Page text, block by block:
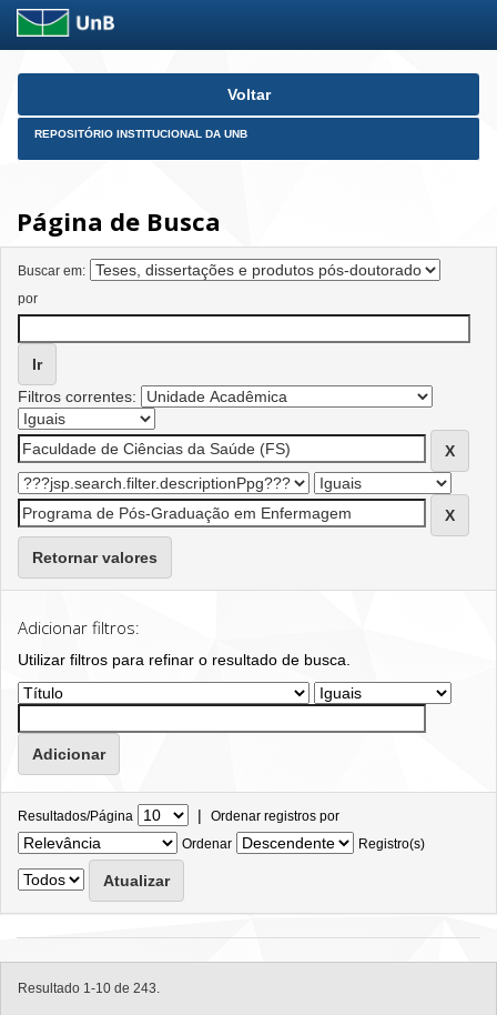
Skip
Voltar
REPOSITÓRIO INSTITUCIONAL DA UNB
Página de Busca
Buscar em:
por
Filtros correntes:
Retornar valores
Adicionar filtros:
Utilizar filtros para refinar o resultado de busca.
Resultados/Página | Ordenar registros por
Ordenar
Registro(s)
Resultado 1-10 de 243.